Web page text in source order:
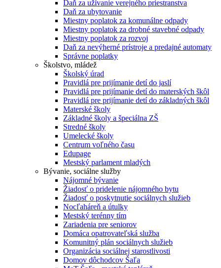
Daň za užívanie verejného priestranstva
Daň za ubytovanie
Miestny poplatok za komunálne odpady
Miestny poplatok za drobné stavebné odpady
Miestny poplatok za rozvoj
Daň za nevýherné prístroje a predajné automaty
Správne poplatky
Školstvo, mládež
Školský úrad
Pravidlá pre prijímanie detí do jaslí
Pravidlá pre prijímanie detí do materských škôl
Pravidlá pre prijímanie detí do základných škôl
Materské školy
Základné školy a špeciálna ZŠ
Stredné školy
Umelecké školy
Centrum voľného času
Edupage
Mestský parlament mladých
Bývanie, sociálne služby
Nájomné bývanie
Žiadosť o pridelenie nájomného bytu
Žiadosť o poskytnutie sociálnych služieb
Nocľaháreň a útulky
Mestský terénny tím
Zariadenia pre seniorov
Domáca opatrovateľská služba
Komunitný plán sociálnych služieb
Organizácia sociálnej starostlivosti
Domov dôchodcov Šaľa